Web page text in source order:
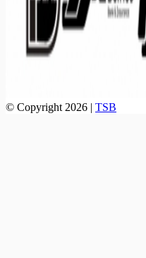
© Copyright 2026 | TSB